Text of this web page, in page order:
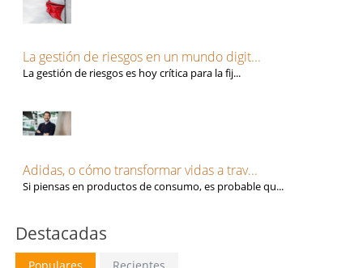
La gestión de riesgos en un mundo digit...
La gestión de riesgos es hoy crítica para la fij...
Adidas, o cómo transformar vidas a trav...
Si piensas en productos de consumo, es probable qu...
Destacadas